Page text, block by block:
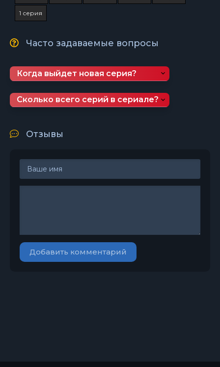
1 серия
Часто задаваемые вопросы
Когда выйдет новая серия?
Сколько всего серий в сериале?
Отзывы
Добавить комментарий